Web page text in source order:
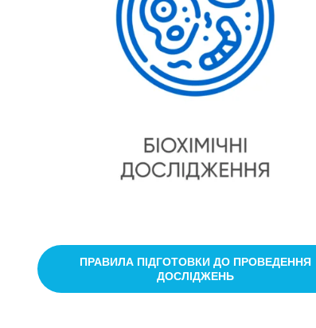
ПРАВИЛА ПІДГОТОВКИ ДО ПРОВЕДЕННЯ
ДОСЛІДЖЕНЬ